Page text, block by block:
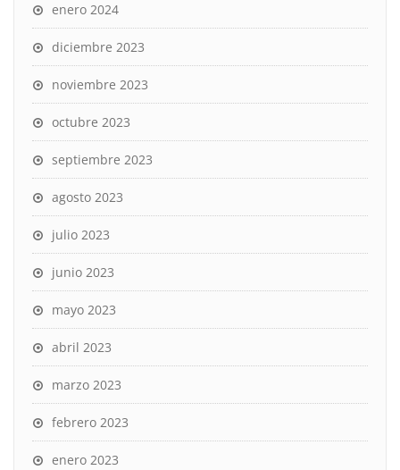
enero 2024
diciembre 2023
noviembre 2023
octubre 2023
septiembre 2023
agosto 2023
julio 2023
junio 2023
mayo 2023
abril 2023
marzo 2023
febrero 2023
enero 2023